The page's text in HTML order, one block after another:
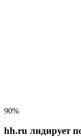
90%
hh.ru лидирует